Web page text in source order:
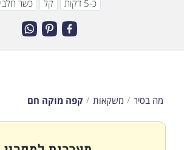
כ-5 דקות קל כשר חלבי
מה בסיר משקאות קפה מוקה חם